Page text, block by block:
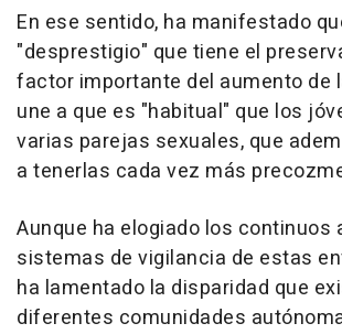
En ese sentido, ha manifestado
"desprestigio" que tiene el
factor importante del aumento de
une a que es "habitual" que los
varias parejas sexuales, que
a tenerlas cada vez más
Aunque ha elogiado los continuos
sistemas de vigilancia de estas
ha lamentado la disparidad que
diferentes comunidades